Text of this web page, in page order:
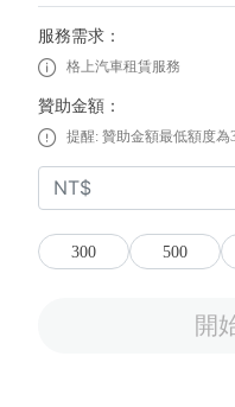
服務需求：
格上汽車租賃服務
贊助金額：
提醒: 贊助金額最低額度為
300 500
開